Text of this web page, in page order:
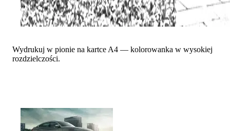
Wydrukuj w pionie na kartce A4 — kolorowanka w wysokiej
rozdzielczości.